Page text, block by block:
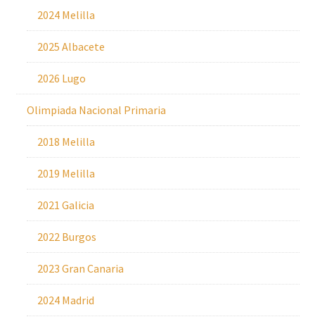
2024 Melilla
2025 Albacete
2026 Lugo
Olimpiada Nacional Primaria
2018 Melilla
2019 Melilla
2021 Galicia
2022 Burgos
2023 Gran Canaria
2024 Madrid